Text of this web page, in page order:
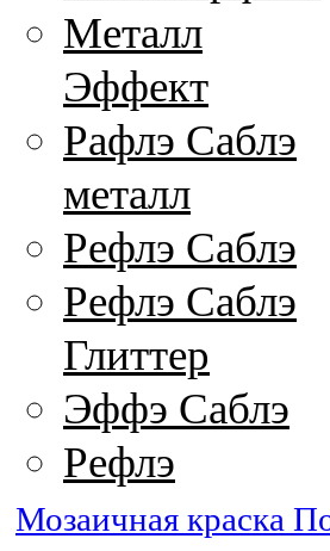
Металл
Эффект
Рафлэ Саблэ
металл
Рефлэ Саблэ
Рефлэ Саблэ
Глиттер
Эффэ Саблэ
Рефлэ
Мозаичная краска